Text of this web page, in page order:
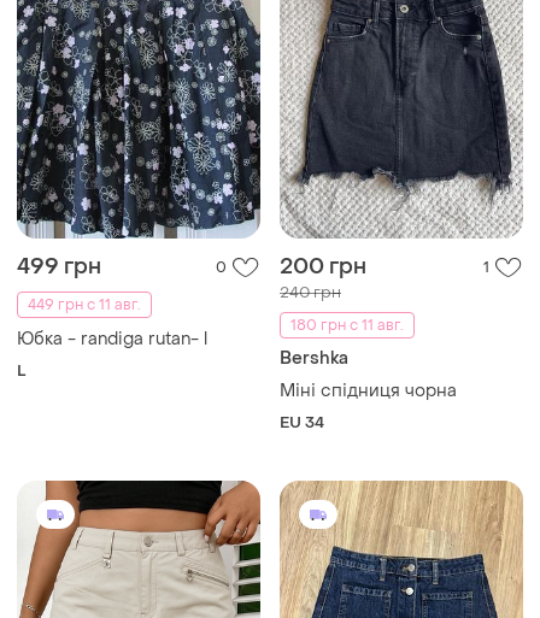
499 грн
0
449 грн с 11 авг.
Юбка - randiga rutan- l
L
200 грн 1
240 грн
180 грн с 11 авг.
Bershka
Міні спідниця чорна
EU 34